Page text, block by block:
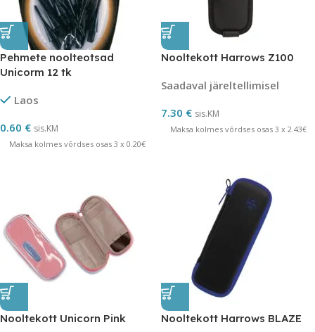
Pehmete noolteotsad
Unicorm 12 tk
Laos
0.60 € sis.KM
Maksa kolmes võrdses osas 3 x 0.20€
Nooltekott Harrows Z100
Saadaval järeltellimisel
7.30 € sis.KM
Maksa kolmes võrdses osas 3 x 2.43€
Nooltekott Unicorn Pink Nooltekott Harrows BLAZE